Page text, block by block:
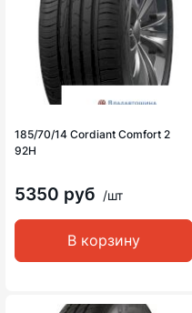
185/70/14 Cordiant Comfort 2
92H
5350 руб /шт
В корзину